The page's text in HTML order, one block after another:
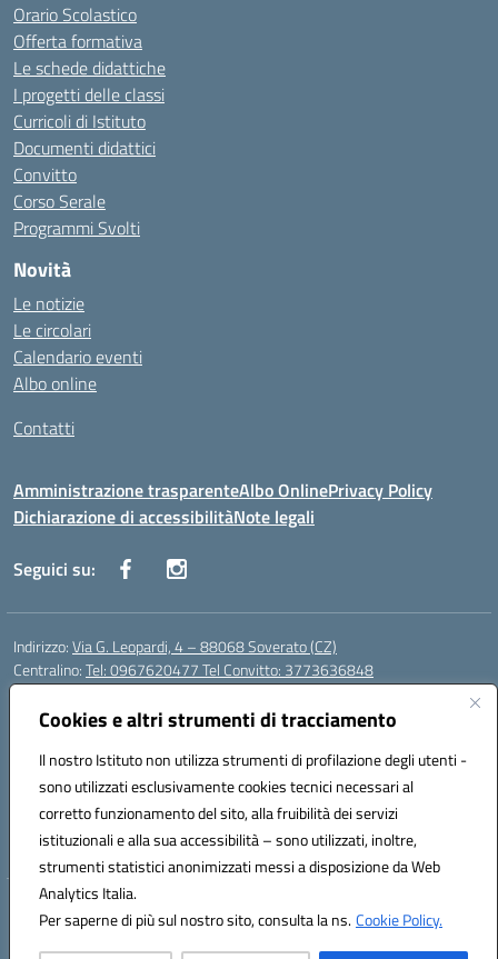
Cookies e altri strumenti di tracciamento
Il nostro Istituto non utilizza strumenti di profilazione degli utenti -
sono utilizzati esclusivamente cookies tecnici necessari al
corretto funzionamento del sito, alla fruibilità dei servizi
istituzionali e alla sua accessibilità – sono utilizzati, inoltre,
strumenti statistici anonimizzati messi a disposizione da Web
Analytics Italia.
Per saperne di più sul nostro sito, consulta la ns.Cookie Policy.
Orario Scolastico
Offerta formativa
Le schede didattiche
I progetti delle classi
Curricoli di Istituto
Documenti didattici
Convitto
Corso Serale
Programmi Svolti
Novità
Le notizie
Le circolari
Calendario eventi
Albo online
Contatti
Amministrazione trasparenteAlbo OnlinePrivacy Policy
Dichiarazione di accessibilitàNote legali
Seguici su:
Indirizzo:Via G. Leopardi, 4 – 88068 Soverato (CZ)
Centralino:Tel: 0967620477 Tel Convitto: 3773636848
Email:
Posta elettronica certificata (PEC):czrh04000q@pec.istruzione.it
Codice fiscale: 84000690796
Codice meccanografico:CZRH04000Q
Codice Indice delle Pubbliche Amministrazioni (IPA): istsc_czrh04000q
Codice unico di fatturazione (CUF): UF9M13
Hosting & Powered by 3D Solution S.r.l.
Concept & Design by Designers Italia